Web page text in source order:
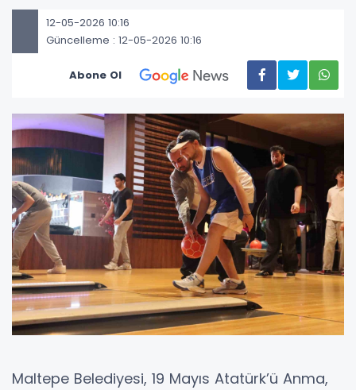
12-05-2026 10:16
Güncelleme : 12-05-2026 10:16
Abone Ol
Maltepe Belediyesi, 19 Mayıs Atatürk’ü Anma,